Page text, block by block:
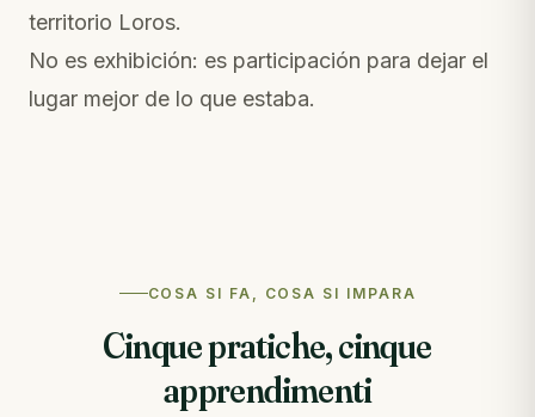
territorio Loros.
No es exhibición: es participación para dejar el
lugar mejor de lo que estaba.
COSA SI FA, COSA SI IMPARA
Cinque pratiche, cinque
apprendimenti